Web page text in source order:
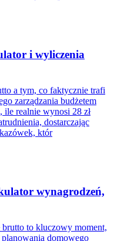
i wyliczenia
a tym, co faktycznie trafi
zarządzania budżetem
realnie wynosi 28 zł
dostarczając
któr
wynagrodzeń,
to kluczowy moment,
domowego